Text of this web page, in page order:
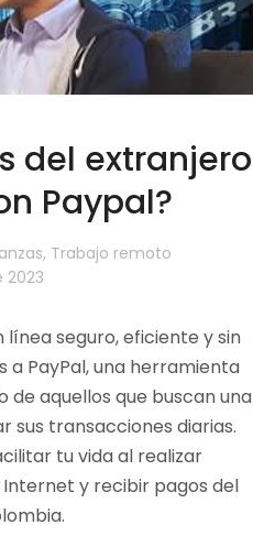
del extranjero
Paypal?
, Trabajo remoto
2023
línea seguro, eficiente y sin
PayPal, una herramienta
de aquellos que buscan una
sus transacciones diarias.
tu vida al realizar
y recibir pagos del